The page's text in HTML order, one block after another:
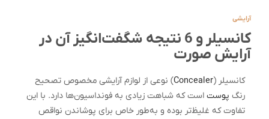
آرایشی
کانسیلر و 6 نتیجه شگفت‌انگیز آن در
آرایش صورت
کانسیلر (Concealer) نوعی از لوازم آرایشی مخصوص تصحیح
رنگ پوست است که شباهت زیادی به فونداسیون‏‌ها دارد. با این
تفاوت که غلیظ‎‌تر بوده و به‌‎طور خاص برای پوشاندن نواقص